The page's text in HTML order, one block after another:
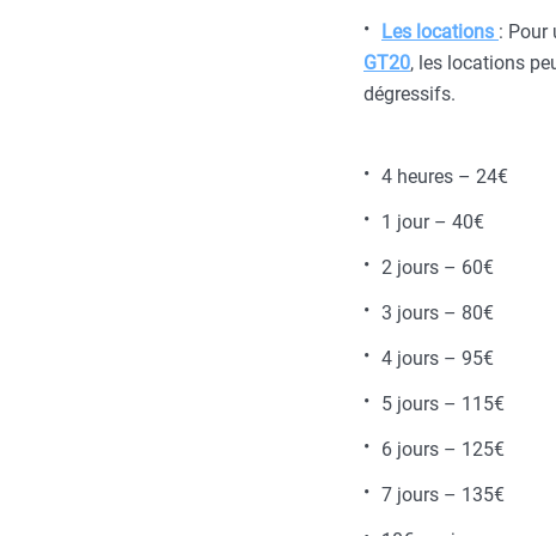
Les locations : Pour
GT20, les locations
dégressifs.
4 heures – 24€
1 jour – 40€
2 jours – 60€
3 jours – 80€
4 jours – 95€
5 jours – 115€
6 jours – 125€
7 jours – 135€